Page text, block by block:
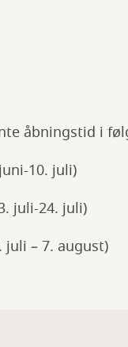
åbningstid i
10. juli)
juli-24. juli)
juli – 7. august)